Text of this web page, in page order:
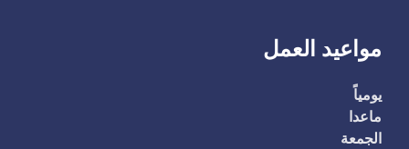
مواعيد العمل
يومياً
ماعدا
الجمعة